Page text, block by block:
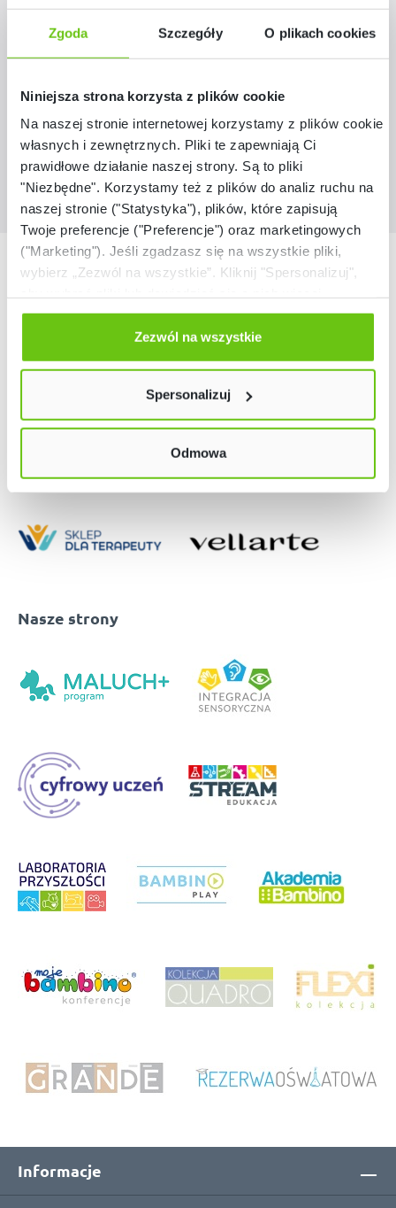
Zgoda Szczegóły O plikach cookies
Niniejsza strona korzysta z plików cookie
Na naszej stronie internetowej korzystamy z plików cookie:
własnych i zewnętrznych. Pliki te zapewniają Ci
prawidłowe działanie naszej strony. Są to pliki
"Niezbędne". Korzystamy też z plików do analiz ruchu na
naszej stronie ("Statystyka"), plików, które zapisują
Twoje preferencje ("Preferencje") oraz marketingowych
("Marketing"). Jeśli zgadzasz się na wszystkie pliki,
wybierz „Zezwól na wszystkie”. Kliknij "Spersonalizuj",
Odmów zgody poprzez przycisk „Odmowa”. Wtedy
użyjemy tylko plików niezbędnych dla naszej strony.
Twój wybór możesz zmienić przez kliknięcie przycisku w
Polityce prywatności
Zezwól na wszystkie
Spersonalizuj
Odmowa
Pufa wklęsła biała
659,90 zł - 719,90 zł
Nasze marki
Nasze strony
Informacje